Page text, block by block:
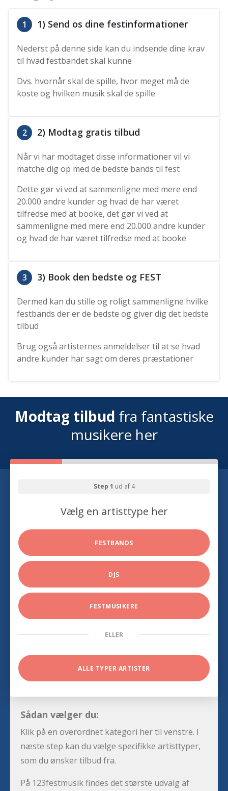
1 1) Send os dine festinformationer
Nederst på denne side kan du indsende dine krav
til hvad festbandet skal kunne
Dvs. hvornår skal de spille, hvor meget må de
koste og hvilken musik skal de spille
2 2) Modtag gratis tilbud
Når vi har modtaget disse informationer vil vi
matche dig op med de bedste bands til fest
Dette gør vi ved at sammenligne med mere end
20.000 andre kunder og hvad de har været
tilfredse med at booke, det gør vi ved at
sammenligne med mere end 20.000 andre kunder
og hvad de har været tilfredse med at booke
3 3) Book den bedste og FEST
Dermed kan du stille og roligt sammenligne hvilke
festbands der er de bedste og giver dig det bedste
tilbud
Brug også artisternes anmeldelser til at se hvad
andre kunder har sagt om deres præstationer
Modtag tilbud fra fantastiske
musikere her
Step 1 ud af 4
Vælg en artisttype her
FESTBANDS
DJS
FESTMUSIKERE
ELLER
ALLE TYPER ARTISTER
Sådan vælger du:
Klik på en overordnet kategori her til venstre. I
næste step kan du vælge specifikke artisttyper,
som du ønsker tilbud fra.
På 123festmusik findes det største udvalg af